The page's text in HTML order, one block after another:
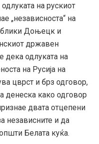
одлуката на рускиот
„независноста“ на
Доњецк и
државен
дека одлуката на
на Русија на
цврст и брз одговор,
денеска како одговор
двата отцепени
независните и да
Белата куќа.